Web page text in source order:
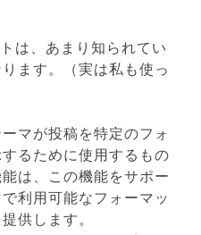
は、あまり知られてい
ます。（実は私も使っ
マが投稿を特定のフォ
るために使用するもの
は、この機能をサポー
利用可能なフォーマッ
供します。